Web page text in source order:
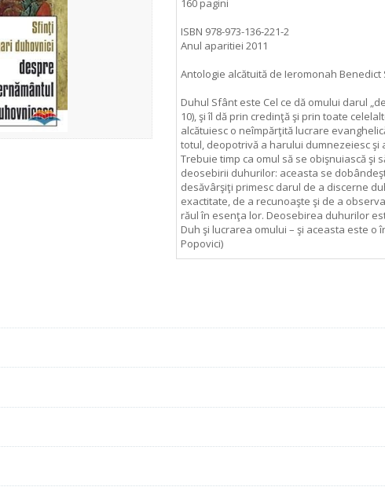
160 pagini
ISBN 978-973-136-221-2
Anul aparitiei 2011
Antologie alcătuită de Ieromonah Benedict
Duhul Sfânt este Cel ce dă omului darul
10), şi îl dă prin credinţă şi prin toate
alcătuiesc o neîmpărţită lucrare
totul, deopotrivă a harului dumnezeiesc şi
Trebuie timp ca omul să se obişnuiască şi
deosebirii duhurilor: aceasta se
desăvârşiţi primesc darul de a discerne
exactitate, de a recunoaşte şi de a
răul în esenţa lor. Deosebirea duhurilor
Duh şi lucrarea omului – şi aceasta este o
Popovici)